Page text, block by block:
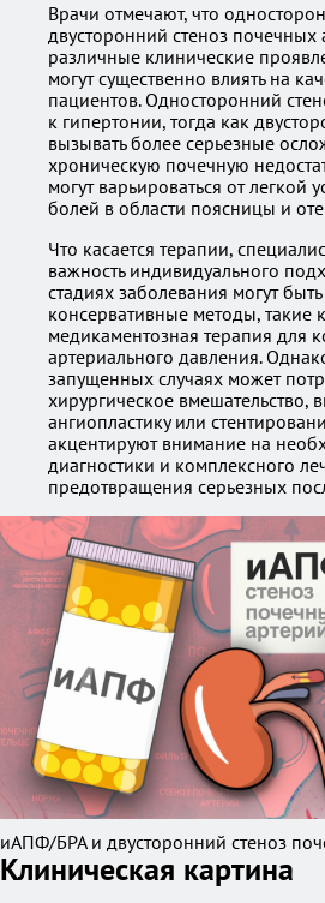
Врачи отмечают, что
двусторонний стеноз
различные клинические
могут существенно влиять на
пациентов. Односторонний
к гипертонии, тогда как
вызывать более серьезные
хроническую почечную
могут варьироваться от легкой
болей в области поясницы и
Что касается терапии,
важность индивидуального
стадиях заболевания могут
консервативные методы, такие
медикаментозная терапия для
артериального давления.
запущенных случаях может
хирургическое вмешательство,
ангиопластику или
акцентируют внимание на
диагностики и комплексного
предотвращения серьезных
иАПФ/БРА и двусторонний стеноз
Клиническая картина